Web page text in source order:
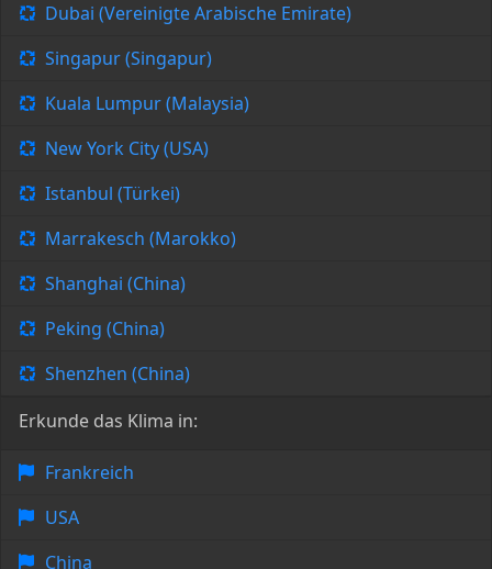
Dubai (Vereinigte Arabische Emirate)
Singapur (Singapur)
Kuala Lumpur (Malaysia)
New York City (USA)
Istanbul (Türkei)
Marrakesch (Marokko)
Shanghai (China)
Peking (China)
Shenzhen (China)
Erkunde das Klima in:
Frankreich
USA
China